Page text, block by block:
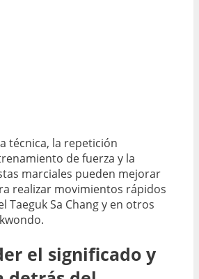
técnica, la repetición
de fuerza y la
marciales pueden mejorar
realizar movimientos rápidos
Taeguk Sa Chang y en otros
el significado y